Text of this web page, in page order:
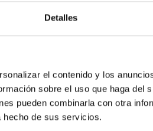
Detalles
el contenido y los
sobre el uso que haga del
pueden combinarla con otra
hecho de sus servicios.